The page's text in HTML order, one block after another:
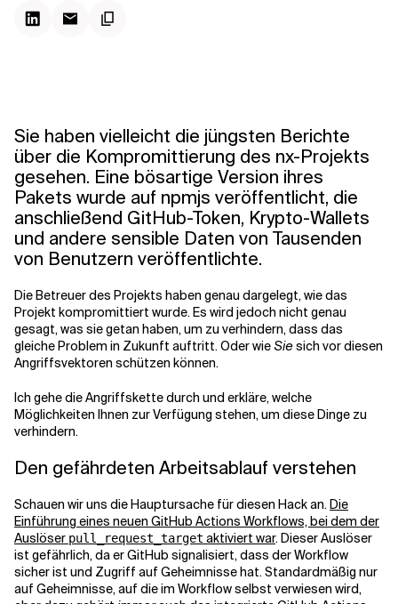
Sie haben vielleicht die jüngsten Berichte
über die Kompromittierung des nx-Projekts
gesehen. Eine bösartige Version ihres
Pakets wurde auf npmjs veröffentlicht, die
anschließend GitHub-Token, Krypto-Wallets
und andere sensible Daten von Tausenden
von Benutzern veröffentlichte.
Die Betreuer des Projekts haben genau dargelegt, wie das
Projekt kompromittiert wurde. Es wird jedoch nicht genau
gesagt, was sie getan haben, um zu verhindern, dass das
gleiche Problem in Zukunft auftritt. Oder wieSiesich vor diesen
Angriffsvektoren schützen können.
Ich gehe die Angriffskette durch und erkläre, welche
Möglichkeiten Ihnen zur Verfügung stehen, um diese Dinge zu
verhindern.
Den gefährdeten Arbeitsablauf verstehen
Schauen wir uns die Hauptursache für diesen Hack an.Die
Einführung eines neuen GitHub Actions Workflows, bei dem der
Auslöser pull_request_target aktiviert war. Dieser Auslöser
ist gefährlich, da er GitHub signalisiert, dass der Workflow
sicher ist und Zugriff auf Geheimnisse hat. Standardmäßig nur
auf Geheimnisse, auf die im Workflow selbst verwiesen wird,